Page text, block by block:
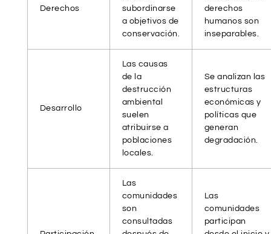
Derechos
subordinarse
a objetivos de
conservación.
derechos
humanos son
inseparables.
Desarrollo
Las causas
de la
destrucción
ambiental
suelen
atribuirse a
poblaciones
locales.
Se analizan las
estructuras
económicas y
políticas que
generan
degradación.
Las
comunidades
son
consultadas
Las
comunidades
participan